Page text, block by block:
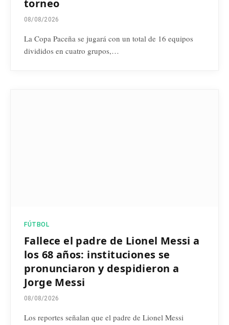
torneo
08/08/2026
La Copa Paceña se jugará con un total de 16 equipos
divididos en cuatro grupos,…
FÚTBOL
Fallece el padre de Lionel Messi a
los 68 años: instituciones se
pronunciaron y despidieron a
Jorge Messi
08/08/2026
Los reportes señalan que el padre de Lionel Messi